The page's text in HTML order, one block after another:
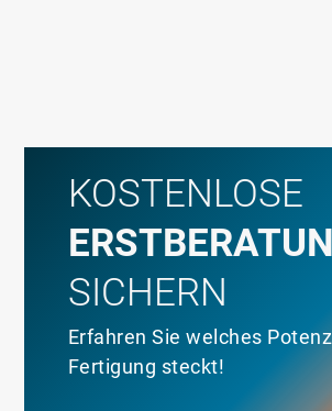
KOSTENLOSE
SICHERN
Erfahren Sie welches
Fertigung steckt!